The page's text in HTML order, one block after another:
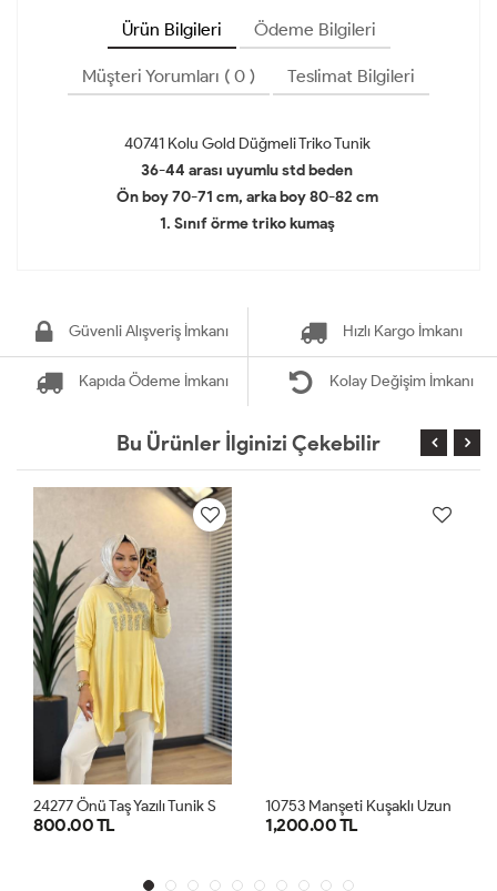
Ürün Bilgileri Ödeme Bilgileri
Müşteri Yorumları ( 0 ) Teslimat Bilgileri
40741 Kolu Gold Düğmeli Triko Tunik
36-44 arası uyumlu std beden
Ön boy 70-71 cm, arka boy 80-82 cm
1. Sınıf örme triko kumaş
Güvenli Alışveriş İmkanı Hızlı Kargo İmkanı
Kapıda Ödeme İmkanı Kolay Değişim İmkanı
Bu Ürünler İlginizi Çekebilir
800.00 TL 1,200.00 TL